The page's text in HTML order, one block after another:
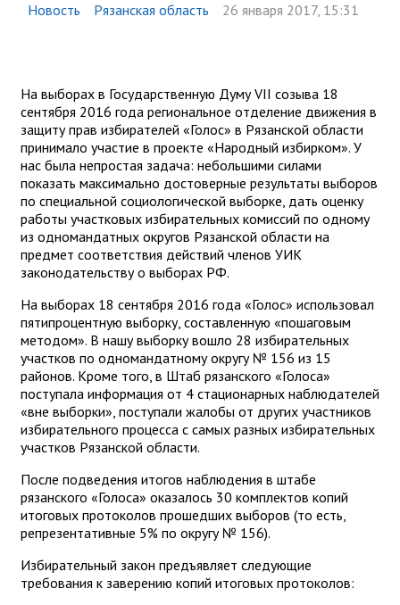
Новость Рязанская область 26 января 2017, 15:31
На выборах в Государственную Думу VII созыва 18
сентября 2016 года региональное отделение движения в
защиту прав избирателей «Голос» в Рязанской области
принимало участие в проекте «Народный избирком». У
нас была непростая задача: небольшими силами
показать максимально достоверные результаты выборов
по специальной социологической выборке, дать оценку
работы участковых избирательных комиссий по одному
из одномандатных округов Рязанской области на
предмет соответствия действий членов УИК
законодательству о выборах РФ.
На выборах 18 сентября 2016 года «Голос» использовал
пятипроцентную выборку, составленную «пошаговым
методом». В нашу выборку вошло 28 избирательных
участков по одномандатному округу № 156 из 15
районов. Кроме того, в Штаб рязанского «Голоса»
поступала информация от 4 стационарных наблюдателей
«вне выборки», поступали жалобы от других участников
избирательного процесса с самых разных избирательных
участков Рязанской области.
После подведения итогов наблюдения в штабе
рязанского «Голоса» оказалось 30 комплектов копий
итоговых протоколов прошедших выборов (то есть,
репрезентативные 5% по округу № 156).
Избирательный закон предъявляет следующие
требования к заверению копий итоговых протоколов: